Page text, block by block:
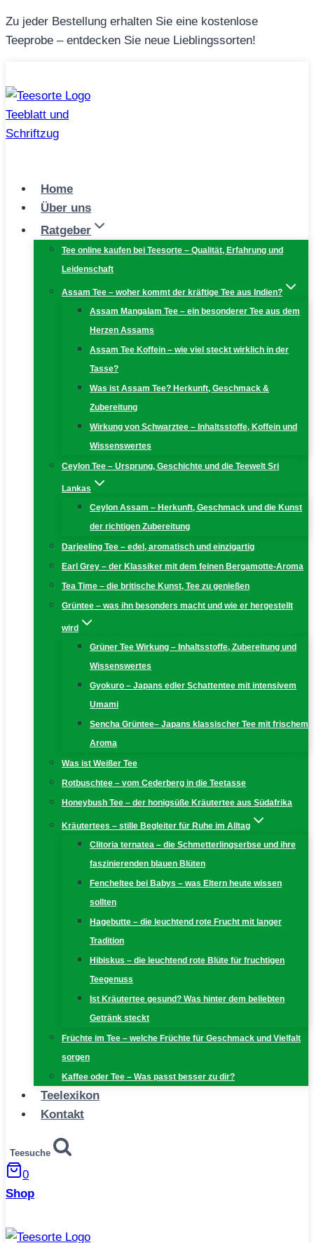
Zum
Inhalt
Zu jeder Bestellung erhalten Sie eine kostenlose
Teeprobe – entdecken Sie neue Lieblingssorten!
Home
Über uns
Ratgeber
Tee online kaufen bei Teesorte – Qualität, Erfahrung und
Leidenschaft
Assam Tee – woher kommt der kräftige Tee aus Indien?
Assam Mangalam Tee – ein besonderer Tee aus dem
Herzen Assams
Assam Tee Koffein – wie viel steckt wirklich in der
Tasse?
Was ist Assam Tee? Herkunft, Geschmack &
Zubereitung
Wirkung von Schwarztee – Inhaltsstoffe, Koffein und
Wissenswertes
Ceylon Tee – Ursprung, Geschichte und die Teewelt Sri
Lankas
Ceylon Assam – Herkunft, Geschmack und die Kunst
der richtigen Zubereitung
Darjeeling Tee – edel, aromatisch und einzigartig
Earl Grey – der Klassiker mit dem feinen Bergamotte-Aroma
Tea Time – die britische Kunst, Tee zu genießen
Grüntee – was ihn besonders macht und wie er hergestellt
wird
Grüner Tee Wirkung – Inhaltsstoffe, Zubereitung und
Wissenswertes
Gyokuro – Japans edler Schattentee mit intensivem
Umami
Sencha Grüntee– Japans klassischer Tee mit frischem
Aroma
Was ist Weißer Tee
Rotbuschtee – vom Cederberg in die Teetasse
Honeybush Tee – der honigsüße Kräutertee aus Südafrika
Kräutertees – stille Begleiter für Ruhe im Alltag
Clitoria ternatea – die Schmetterlingserbse und ihre
faszinierenden blauen Blüten
Fencheltee bei Babys – was Eltern heute wissen
sollten
Hagebutte – die leuchtend rote Frucht mit langer
Tradition
Hibiskus – die leuchtend rote Blüte für fruchtigen
Teegenuss
Ist Kräutertee gesund? Was hinter dem beliebten
Getränk steckt
Früchte im Tee – welche Früchte für Geschmack und Vielfalt
sorgen
Kaffee oder Tee – Was passt besser zu dir?
Teelexikon
Kontakt
Teesuche
0
Shop